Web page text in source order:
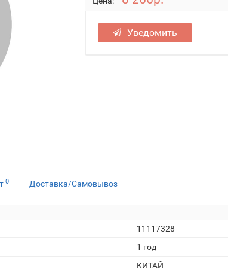
Уведомить
0 Доставка/Самовывоз
11117328
1 год
КИТАЙ